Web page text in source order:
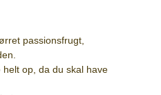
passionsfrugt,
op, da du skal have